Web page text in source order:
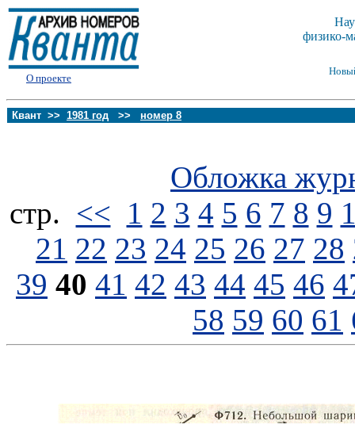
О проекте
физико-
Квант >> 1981 год >> номер 8
Обложка
стp. << 1 2 3 4 5 6 7 8 9
21 22 23 24 25 26 27 28
39 40 41 42 43 44 45 46
58 59 60 61